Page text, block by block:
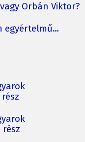
Orbán Viktor?
egyértelmű…
rész